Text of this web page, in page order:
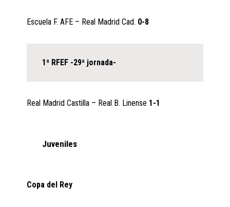
Escuela F. AFE – Real Madrid Cad. 0-8
1ª RFEF -29ª jornada-
Real Madrid Castilla – Real B. Linense 1-1
Juveniles
Copa del Rey